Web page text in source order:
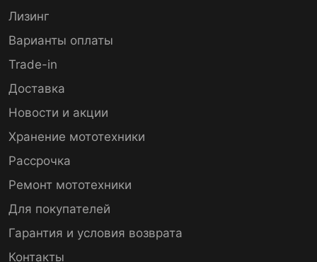
Лизинг
Варианты оплаты
Trade-in
Доставка
Новости и акции
Хранение мототехники
Рассрочка
Ремонт мототехники
Для покупателей
Гарантия и условия возврата
Контакты